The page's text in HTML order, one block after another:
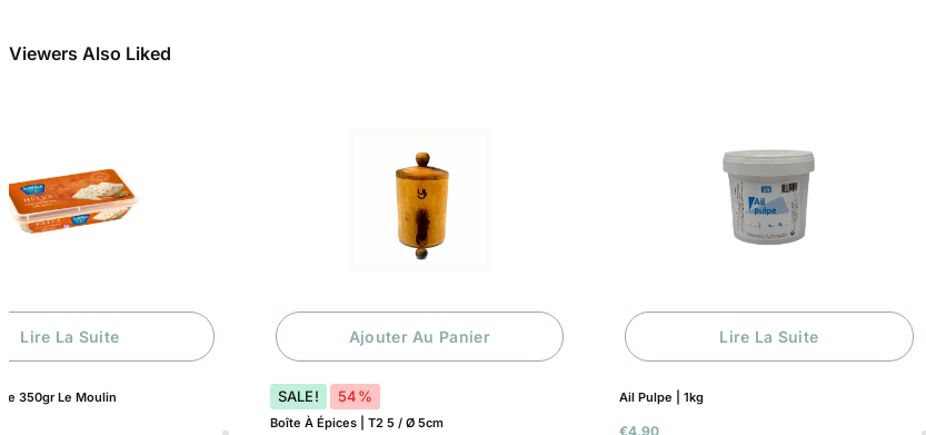
Viewers Also Liked
350gr Le Moulin
Lire La Suite
Boîte À Épices | T2 5 / Ø 5cm
SALE! 54%
Ajouter Au Panier
€4.90
Ail Pulpe | 1kg
Lire La Suite